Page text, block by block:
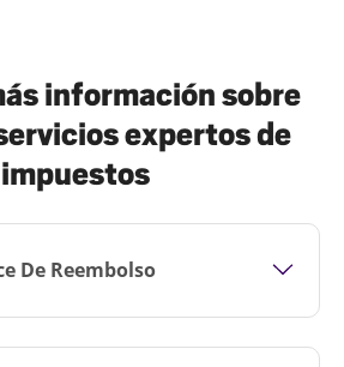
información sobre
expertos de
impuestos
De Reembolso